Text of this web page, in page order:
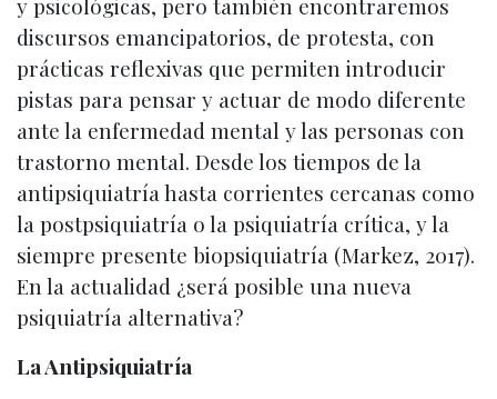
discursos emancipatorios, de protesta, con
prácticas reflexivas que permiten introducir
pistas para pensar y actuar de modo diferente
ante la enfermedad mental y las personas con
trastorno mental. Desde los tiempos de la
antipsiquiatría hasta corrientes cercanas como
la postpsiquiatría o la psiquiatría crítica, y la
siempre presente biopsiquiatría (Markez, 2017).
En la actualidad ¿será posible una nueva
psiquiatría alternativa?
La Antipsiquiatría